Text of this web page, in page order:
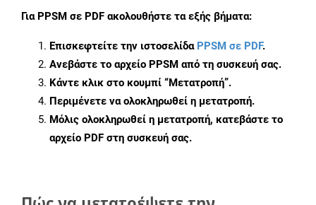
Για PPSM σε PDF ακολουθήστε τα εξής βήματα:
Επισκεφτείτε την ιστοσελίδα PPSM σε PDF.
Ανεβάστε το αρχείο PPSM από τη συσκευή σας.
Κάντε κλικ στο κουμπί “Μετατροπή”.
Περιμένετε να ολοκληρωθεί η μετατροπή.
Μόλις ολοκληρωθεί η μετατροπή, κατεβάστε το
αρχείο PDF στη συσκευή σας.